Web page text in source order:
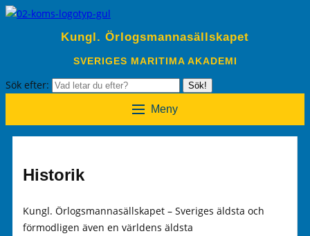
Kungl. Örlogsmannasällskapet
SVERIGES MARITIMA AKADEMI
Sök efter: Sök!
Meny
Historik
Kungl. Örlogsmannasällskapet – Sveriges äldsta och
förmodligen även en världens äldsta